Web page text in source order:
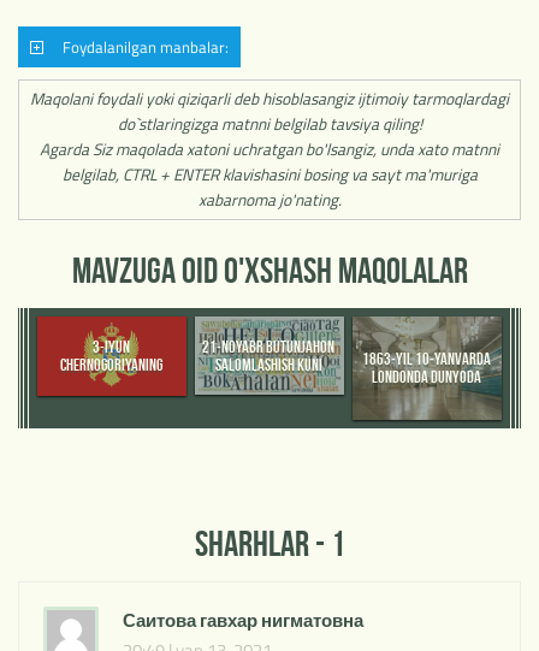
Foydalanilgan manbalar:
Maqolani foydali yoki qiziqarli deb hisoblasangiz ijtimoiy tarmoqlardagi
do`stlaringizga matnni belgilab tavsiya qiling!
Agarda Siz maqolada xatoni uchratgan bo'lsangiz, unda xato matnni
belgilab, CTRL + ENTER klavishasini bosing va sayt ma'muriga
xabarnoma jo'nating.
MAVZUGA OID O'XSHASH MAQOLALAR
3-IYUN
CHERNOGORIYANING
MUSTAQILLIK KUNI
21-NOYABR BUTUNJAHON
SALOMLASHISH KUNI
1863-YIL 10-YANVARDA
LONDONDA DUNYODA
BIRINCHI METRO
OCHILGAN KUN.
SHARHLAR - 1
Саитова гавхар нигматовна